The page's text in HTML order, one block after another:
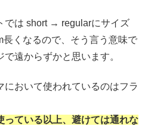
では short → regularにサイズ
くなるので、そう言う意味で
遠からずかと思います。
において使われているのはフラ
っている以上、避けては通れな